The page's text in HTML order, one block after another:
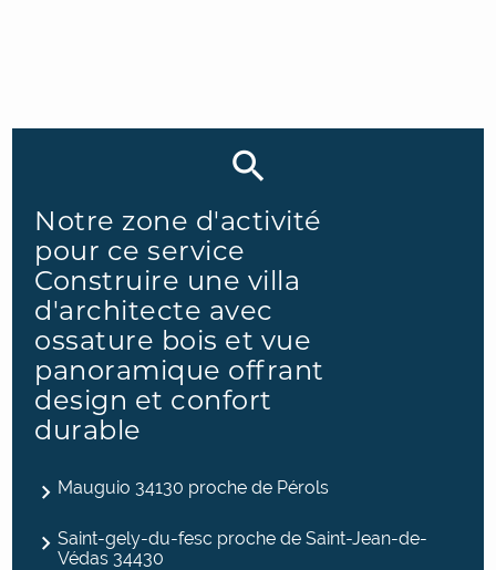
Notre zone d'activité
pour ce service
Construire une villa
d'architecte avec
ossature bois et vue
panoramique offrant
design et confort
durable
Mauguio 34130 proche de Pérols
Saint-gely-du-fesc proche de Saint-Jean-de-
Védas 34430